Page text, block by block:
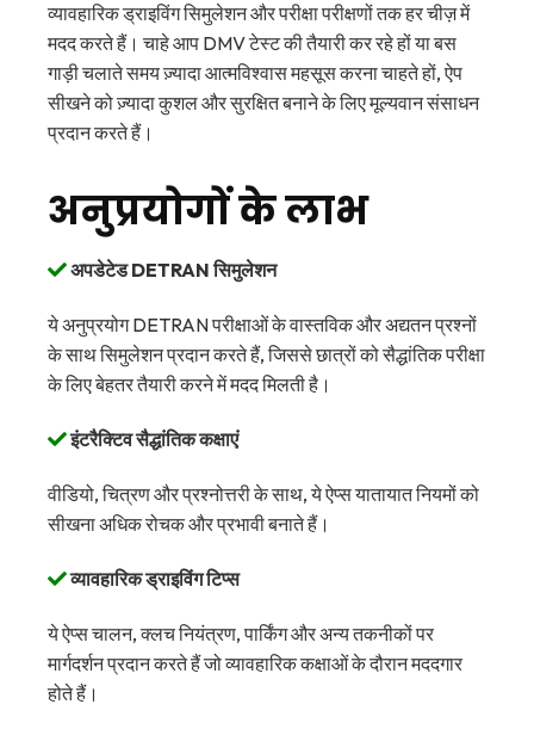
व्यावहारिक ड्राइविंग सिमुलेशन और परीक्षा परीक्षणों तक हर चीज़ में
मदद करते हैं। चाहे आप DMV टेस्ट की तैयारी कर रहे हों या बस
गाड़ी चलाते समय ज़्यादा आत्मविश्वास महसूस करना चाहते हों, ऐप
सीखने को ज़्यादा कुशल और सुरक्षित बनाने के लिए मूल्यवान संसाधन
प्रदान करते हैं।
अनुप्रयोगों के लाभ
अपडेटेड DETRAN सिमुलेशन
ये अनुप्रयोग DETRAN परीक्षाओं के वास्तविक और अद्यतन प्रश्नों
के साथ सिमुलेशन प्रदान करते हैं, जिससे छात्रों को सैद्धांतिक परीक्षा
के लिए बेहतर तैयारी करने में मदद मिलती है।
इंटरैक्टिव सैद्धांतिक कक्षाएं
वीडियो, चित्रण और प्रश्नोत्तरी के साथ, ये ऐप्स यातायात नियमों को
सीखना अधिक रोचक और प्रभावी बनाते हैं।
व्यावहारिक ड्राइविंग टिप्स
ये ऐप्स चालन, क्लच नियंत्रण, पार्किंग और अन्य तकनीकों पर
मार्गदर्शन प्रदान करते हैं जो व्यावहारिक कक्षाओं के दौरान मददगार
होते हैं।